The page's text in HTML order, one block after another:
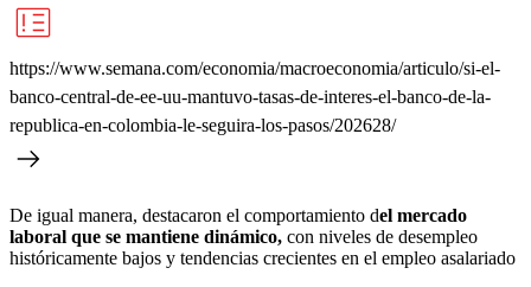
https://www.semana.com/economia/macroeconomia/articulo/si-el-
banco-central-de-ee-uu-mantuvo-tasas-de-interes-el-banco-de-la-
republica-en-colombia-le-seguira-los-pasos/202628/
De igual manera, destacaron el comportamiento del mercado
laboral que se mantiene dinámico, con niveles de desempleo
históricamente bajos y tendencias crecientes en el empleo asalariado